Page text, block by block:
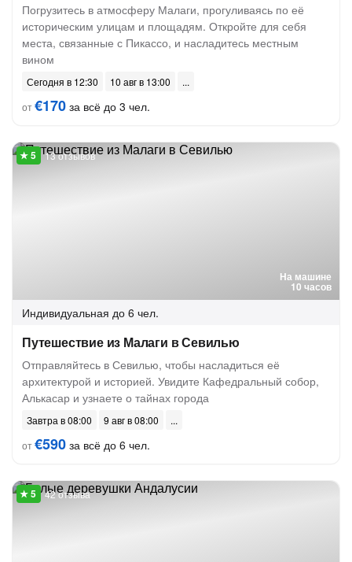
Погрузитесь в атмосферу Малаги, прогуливаясь по её
историческим улицам и площадям. Откройте для себя
места, связанные с Пикассо, и насладитесь местным
вином
Сегодня в 12:30
10 авг в 13:00
от€170 за всё до 3 чел.
На машине
10 часов
13 отзывов
Индивидуальная до 6 чел.
Путешествие из Малаги в Севилью
Отправляйтесь в Севилью, чтобы насладиться её
архитектурой и историей. Увидите Кафедральный собор,
Алькасар и узнаете о тайнах города
Завтра в 08:00
9 авг в 08:00
от€590 за всё до 6 чел.
42 отзыва